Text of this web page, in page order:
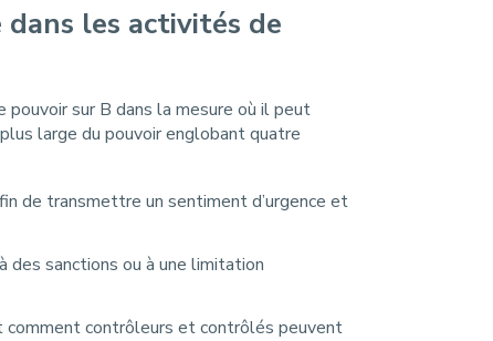
les activités de
pouvoir sur B dans la mesure où il peut
large du pouvoir englobant quatre
de transmettre un sentiment d’urgence et
des sanctions ou à une limitation
comment contrôleurs et contrôlés peuvent